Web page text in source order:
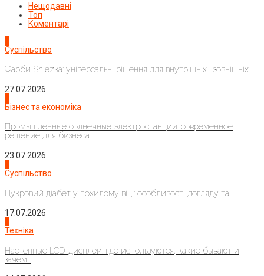
Нещодавні
Топ
Коментарі
Суспільство
Фарби Sniezka: універсальні рішення для внутрішніх і зовнішніх...
27.07.2026
Бізнес та економіка
Промышленные солнечные электростанции: современное
решение для бизнеса
23.07.2026
Суспільство
Цукровий діабет у похилому віці: особливості догляду та...
17.07.2026
Техніка
Настенные LCD-дисплеи: где используются, какие бывают и
зачем...